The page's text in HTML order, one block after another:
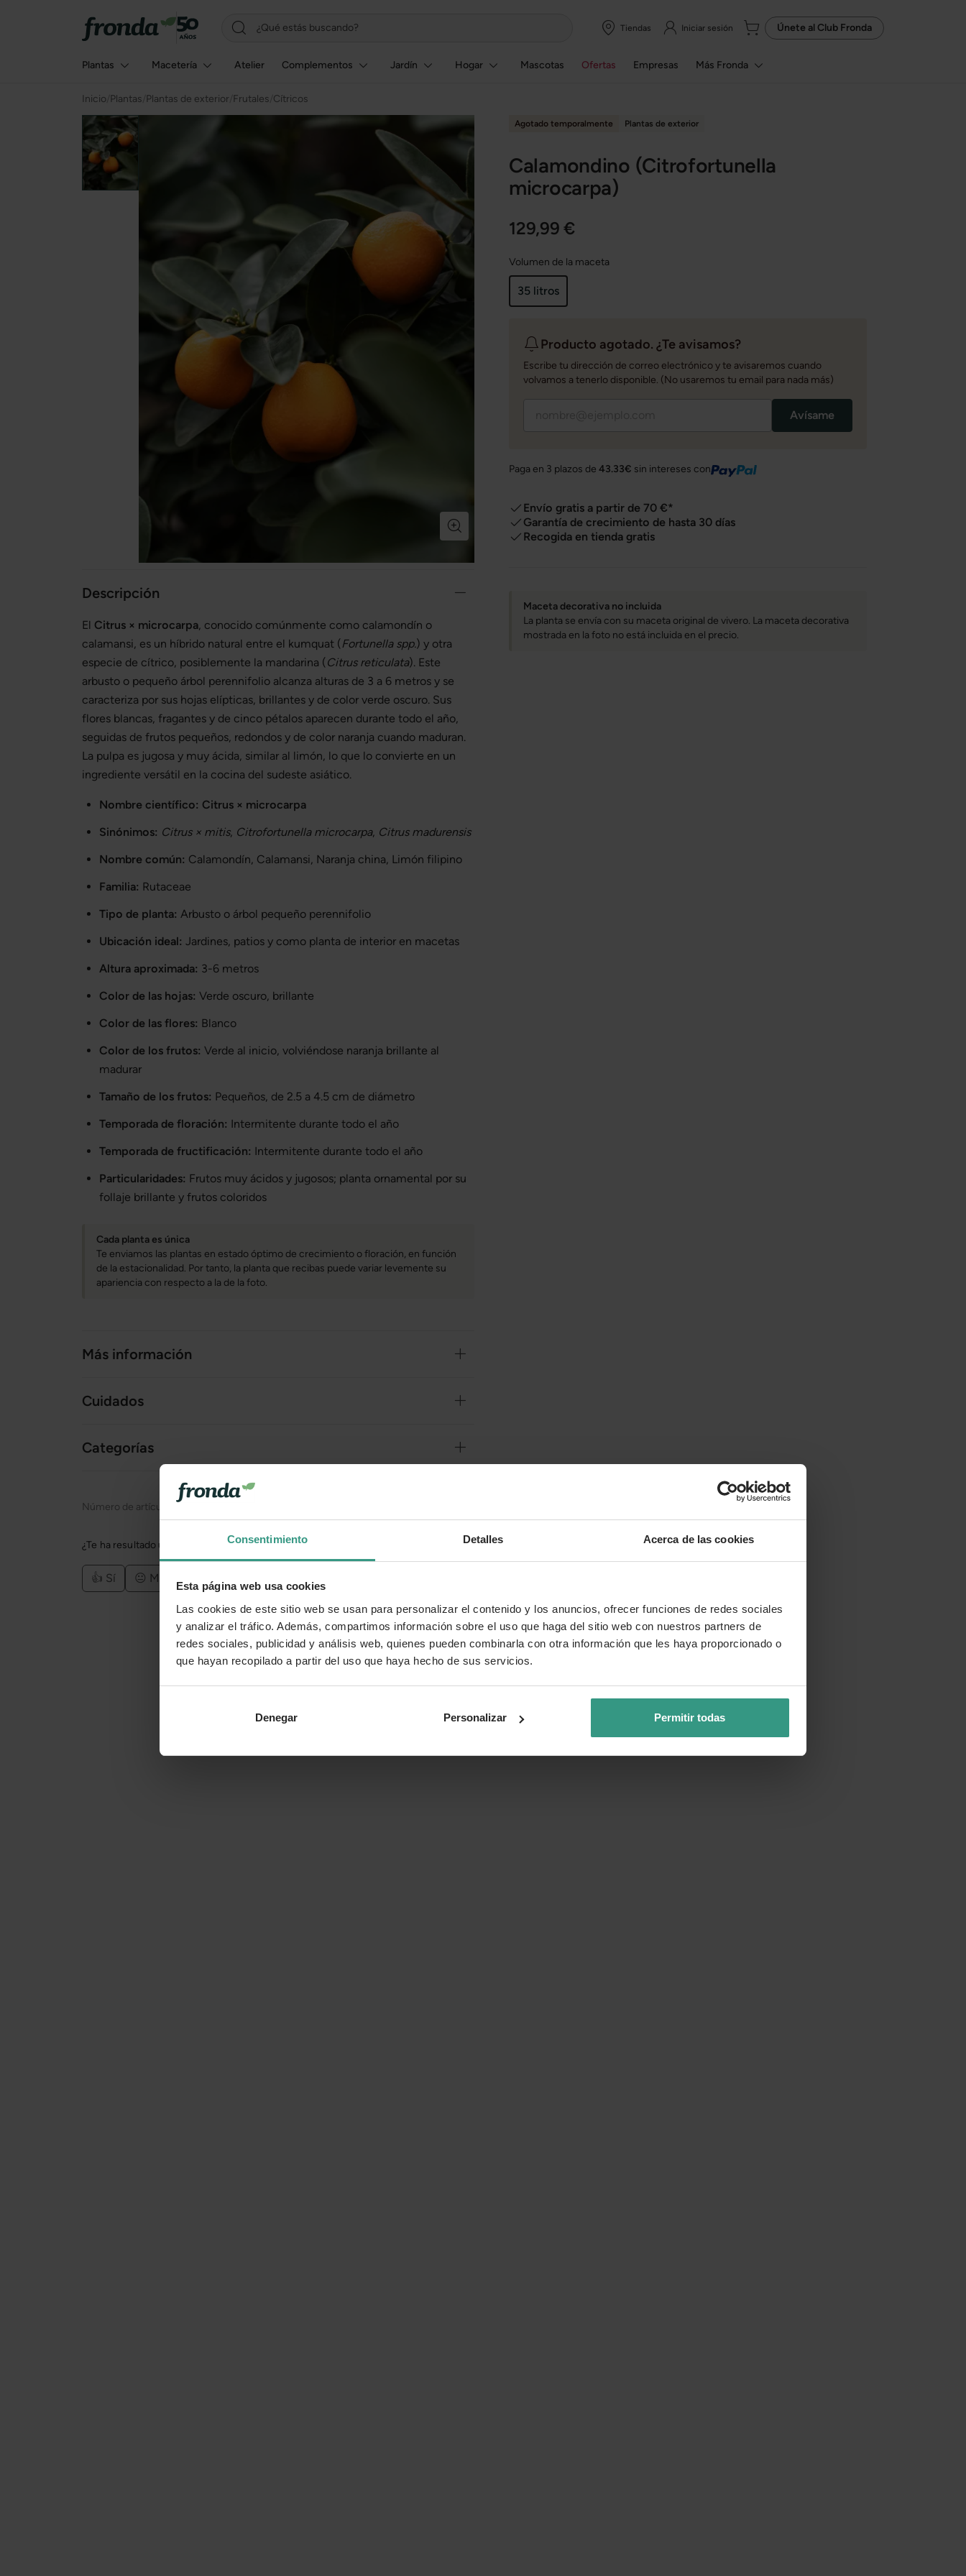
Consentimiento Detalles Acerca de las cookies
Esta página web usa cookies
Las cookies de este sitio web se usan para personalizar el contenido y los anuncios, ofrecer funciones de redes sociales
y analizar el tráfico. Además, compartimos información sobre el uso que haga del sitio web con nuestros partners de
redes sociales, publicidad y análisis web, quienes pueden combinarla con otra información que les haya proporcionado o
que hayan recopilado a partir del uso que haya hecho de sus servicios.
Denegar Personalizar Permitir todas
Tiendas Iniciar sesión Únete al Club Fronda
Plantas Macetería Atelier Complementos Jardín Hogar Mascotas Ofertas Empresas Más Fronda
Inicio Plantas Plantas de exterior Frutales Cítricos
Agotado temporalmente Plantas de exterior
Calamondino (Citrofortunella
microcarpa)
129,99 €
Volumen de la maceta
35 litros
Producto agotado. ¿Te avisamos?
Escribe tu dirección de correo electrónico y te avisaremos cuando
volvamos a tenerlo disponible. (No usaremos tu email para nada más)
Avísame
Paga en 3 plazos de 43.33€ sin intereses con
Envío gratis a partir de 70 €*
Garantía de crecimiento de hasta 30 días
Recogida en tienda gratis
Maceta decorativa no incluida
La planta se envía con su maceta original de vivero. La maceta decorativa
mostrada en la foto no está incluida en el precio.
Descripción
El Citrus × microcarpa, conocido comúnmente como calamondín o
calamansi, es un híbrido natural entre el kumquat (Fortunella spp.) y otra
especie de cítrico, posiblemente la mandarina (Citrus reticulata). Este
arbusto o pequeño árbol perennifolio alcanza alturas de 3 a 6 metros y se
caracteriza por sus hojas elípticas, brillantes y de color verde oscuro. Sus
flores blancas, fragantes y de cinco pétalos aparecen durante todo el año,
seguidas de frutos pequeños, redondos y de color naranja cuando maduran.
La pulpa es jugosa y muy ácida, similar al limón, lo que lo convierte en un
ingrediente versátil en la cocina del sudeste asiático.
Nombre científico: Citrus × microcarpa
Sinónimos: Citrus × mitis, Citrofortunella microcarpa, Citrus madurensis
Nombre común: Calamondín, Calamansi, Naranja china, Limón filipino
Familia: Rutaceae
Tipo de planta: Arbusto o árbol pequeño perennifolio
Ubicación ideal: Jardines, patios y como planta de interior en macetas
Altura aproximada: 3-6 metros
Color de las hojas: Verde oscuro, brillante
Color de las flores: Blanco
Color de los frutos: Verde al inicio, volviéndose naranja brillante al
madurar
Tamaño de los frutos: Pequeños, de 2.5 a 4.5 cm de diámetro
Temporada de floración: Intermitente durante todo el año
Temporada de fructificación: Intermitente durante todo el año
Particularidades: Frutos muy ácidos y jugosos; planta ornamental por su
follaje brillante y frutos coloridos
Cada planta es única
Te enviamos las plantas en estado óptimo de crecimiento o floración, en función
de la estacionalidad. Por tanto, la planta que recibas puede variar levemente su
apariencia con respecto a la de la foto.
Más información
Cuidados
Categorías
Número de artículo:
¿Te ha resultado útil la información de este producto?
👍 Sí 😐 Más o menos